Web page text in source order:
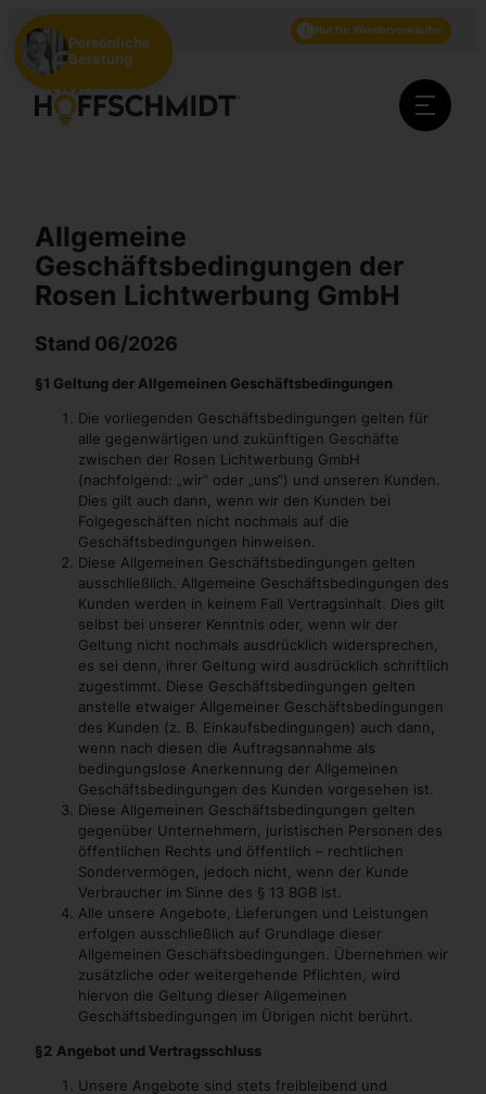
DE EN Nur für Wiederverkäufer
Allgemeine
Geschäftsbedingungen der
Rosen Lichtwerbung GmbH
Stand 06/2026
§1 Geltung der Allgemeinen Geschäftsbedingungen
Die vorliegenden Geschäftsbedingungen gelten für
alle gegenwärtigen und zukünftigen Geschäfte
zwischen der Rosen Lichtwerbung GmbH
(nachfolgend: „wir“ oder „uns“) und unseren Kunden.
Dies gilt auch dann, wenn wir den Kunden bei
Folgegeschäften nicht nochmals auf die
Geschäftsbedingungen hinweisen.
Diese Allgemeinen Geschäftsbedingungen gelten
ausschließlich. Allgemeine Geschäftsbedingungen des
Kunden werden in keinem Fall Vertragsinhalt. Dies gilt
selbst bei unserer Kenntnis oder, wenn wir der
Geltung nicht nochmals ausdrücklich widersprechen,
es sei denn, ihrer Geltung wird ausdrücklich schriftlich
zugestimmt. Diese Geschäftsbedingungen gelten
anstelle etwaiger Allgemeiner Geschäftsbedingungen
des Kunden (z. B. Einkaufsbedingungen) auch dann,
wenn nach diesen die Auftragsannahme als
bedingungslose Anerkennung der Allgemeinen
Geschäftsbedingungen des Kunden vorgesehen ist.
Diese Allgemeinen Geschäftsbedingungen gelten
gegenüber Unternehmern, juristischen Personen des
öffentlichen Rechts und öffentlich – rechtlichen
Sondervermögen, jedoch nicht, wenn der Kunde
Verbraucher im Sinne des § 13 BGB ist.
Alle unsere Angebote, Lieferungen und Leistungen
erfolgen ausschließlich auf Grundlage dieser
Allgemeinen Geschäftsbedingungen. Übernehmen wir
zusätzliche oder weitergehende Pflichten, wird
hiervon die Geltung dieser Allgemeinen
Geschäftsbedingungen im Übrigen nicht berührt.
§2 Angebot und Vertragsschluss
Unsere Angebote sind stets freibleibend und
Persönliche
Beratung